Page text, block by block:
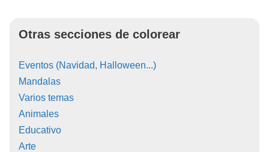
Otras secciones de colorear
Eventos (Navidad, Halloween...)
Mandalas
Varios temas
Animales
Educativo
Arte